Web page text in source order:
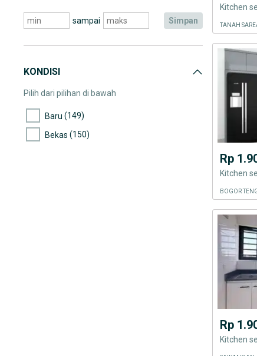
sampai simpan
KONDISI
Pilih dari pilihan di bawah
Baru (149)
Bekas (150)
TANAH
Rp
BOGOR
Rp